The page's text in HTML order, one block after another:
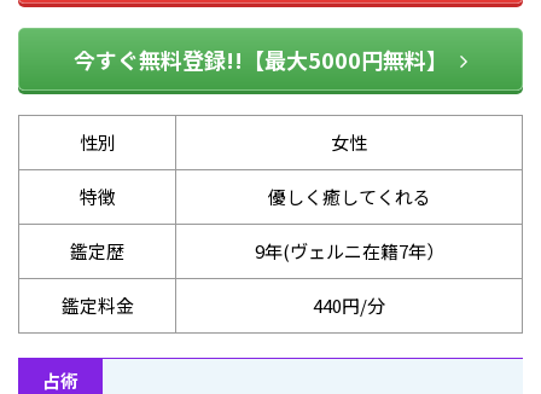
今すぐ無料登録!!【最大5000円無料】
性別 女性
特徴 優しく癒してくれる
鑑定歴 9年(ヴェルニ在籍7年）
鑑定料金 440円/分
占術